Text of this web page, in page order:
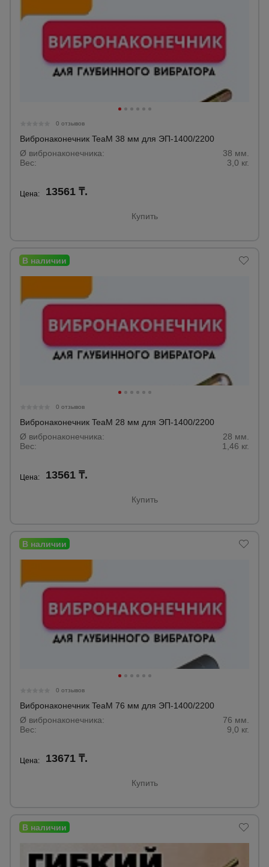
0 отзывов
Вибронаконечник TeaM 38 мм для ЭП-1400/2200
Ø вибронаконечника:
38 мм.
Вес:
3,0 кг.
Цена: 13561 ₸.
Купить
0 отзывов
Вибронаконечник TeaM 28 мм для ЭП-1400/2200
Ø вибронаконечника:
28 мм.
Вес:
1,46 кг.
Цена: 13561 ₸.
Купить
0 отзывов
Вибронаконечник TeaM 76 мм для ЭП-1400/2200
Ø вибронаконечника:
76 мм.
Вес:
9,0 кг.
Цена: 13671 ₸.
Купить
Сварочные
Тепловые
металлообработка